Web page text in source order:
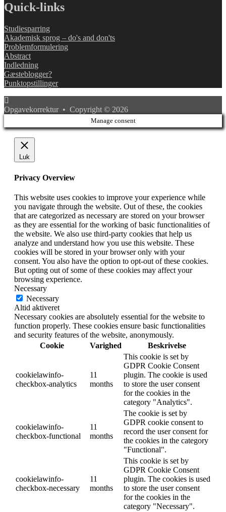
Quick-links
Studiesparring
Akademisk sprog – do's and don'ts
Problemformulering
Abstract
Indledning
Gæsteblogger?
Punktopstillinger
Opgavekorrektur • Copyright © 2026
Manage consent
Luk
Privacy Overview
This website uses cookies to improve your experience while
you navigate through the website. Out of these, the cookies
that are categorized as necessary are stored on your browser
as they are essential for the working of basic functionalities of
the website. We also use third-party cookies that help us
analyze and understand how you use this website. These
cookies will be stored in your browser only with your
consent. You also have the option to opt-out of these cookies.
But opting out of some of these cookies may affect your
browsing experience.
Necessary
Necessary
Altid aktiveret
Necessary cookies are absolutely essential for the website to
function properly. These cookies ensure basic functionalities
and security features of the website, anonymously.
Cookie
Varighed Beskrivelse
cookielawinfo-
checkbox-analytics
11
months
This cookie is set by
GDPR Cookie Consent
plugin. The cookie is used
to store the user consent
for the cookies in the
category "Analytics".
cookielawinfo-
checkbox-functional
11
months
The cookie is set by
GDPR cookie consent to
record the user consent for
the cookies in the category
"Functional".
cookielawinfo-
checkbox-necessary
11
months
This cookie is set by
GDPR Cookie Consent
plugin. The cookies is used
to store the user consent
for the cookies in the
category "Necessary".